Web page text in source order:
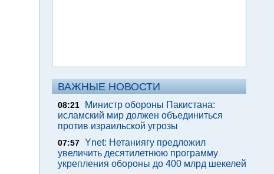
ВАЖНЫЕ НОВОСТИ
08:21
Министр обороны Пакистана:
исламский мир должен объединиться
против израильской угрозы
07:57 Ynet: Нетаниягу предложил
увеличить десятилетнюю программу
укрепления обороны до 400 млрд шекелей